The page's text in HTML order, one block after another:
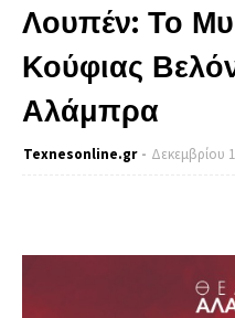
Λουπέν: Το
Κούφιας
Αλάμπρα
Texnesοnline.gr Δεκεμβρίου